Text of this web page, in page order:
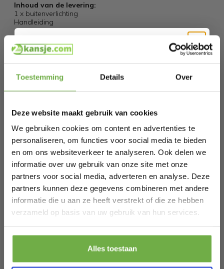
Toestemming Details Over
Deze website maakt gebruik van cookies
We gebruiken cookies om content en advertenties te
personaliseren, om functies voor social media te bieden
en om ons websiteverkeer te analyseren. Ook delen we
informatie over uw gebruik van onze site met onze
partners voor social media, adverteren en analyse. Deze
partners kunnen deze gegevens combineren met andere
informatie die u aan ze heeft verstrekt of die ze hebben
verzameld op basis van uw gebruik van hun services.
Alles toestaan
Inhoud van de levering:
1 x buitenverlichting
Handleiding
Specificaties
Artikelnummer
107223
EAN
SKU
113053048
Gerelateerde producten
Monzana Tuinpadlamp Dahlia - antraciet
€ 40,99
Schrijf je in en ontvang
Bij 2dekansje.com profiteer je van
kortingen tot wel 70%.
Laat ons weten wanneer je jarig bent
Pak € 5,- korting